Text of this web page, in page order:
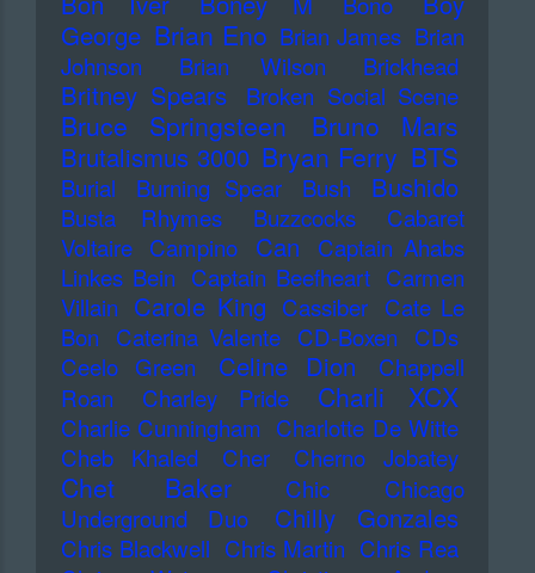
George Brian Eno Brian James Brian
Johnson
Brian Wilson Brickhead
Britney Spears Broken Social Scene
Bruce Springsteen Bruno Mars
Brutalismus 3000 Bryan Ferry BTS
Burial Burning Spear Bush Bushido
Busta Rhymes Buzzcocks
Cabaret
Voltaire Campino Can
Captain Ahabs
Linkes Bein Captain Beefheart Carmen
Villain Carole King Cassiber Cate Le
Bon
Caterina Valente CD-Boxen
CDs
Ceelo Green
Celine Dion
Chappell
Roan
Charley Pride Charli XCX
Charlie Cunningham Charlotte De Witte
Cheb Khaled
Cher Cherno Jobatey
Chet Baker Chic
Chicago
Underground Duo
Chilly Gonzales
Chris Blackwell Chris Martin Chris Rea